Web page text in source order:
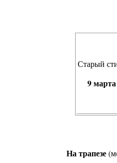
Старый
9 марта
На тра­пе­зе(м